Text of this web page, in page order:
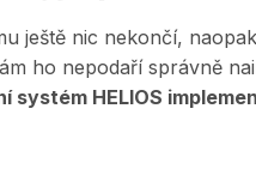
ještě nic nekončí,
ho nepodaří správně
systém HELIOS